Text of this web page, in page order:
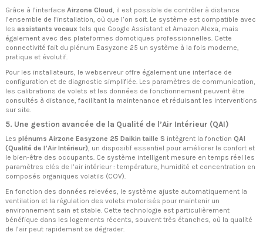
Grâce à l’interface Airzone Cloud, il est possible de contrôler à distance
l’ensemble de l’installation, où que l’on soit. Le système est compatible avec
les assistants vocaux tels que Google Assistant et Amazon Alexa, mais
également avec des plateformes domotiques professionnelles. Cette
connectivité fait du plénum Easyzone 25 un système à la fois moderne,
pratique et évolutif.
Pour les installateurs, le webserveur offre également une interface de
configuration et de diagnostic simplifiée. Les paramètres de communication,
les calibrations de volets et les données de fonctionnement peuvent être
consultés à distance, facilitant la maintenance et réduisant les interventions
sur site.
5. Une gestion avancée de la Qualité de l’Air Intérieur (QAI)
Les plénums Airzone Easyzone 25 Daikin taille S intègrent la fonction QAI
(Qualité de l’Air Intérieur), un dispositif essentiel pour améliorer le confort et
le bien-être des occupants. Ce système intelligent mesure en temps réel les
paramètres clés de l’air intérieur : température, humidité et concentration en
composés organiques volatils (COV).
En fonction des données relevées, le système ajuste automatiquement la
ventilation et la régulation des volets motorisés pour maintenir un
environnement sain et stable. Cette technologie est particulièrement
bénéfique dans les logements récents, souvent très étanches, où la qualité
de l’air peut rapidement se dégrader.